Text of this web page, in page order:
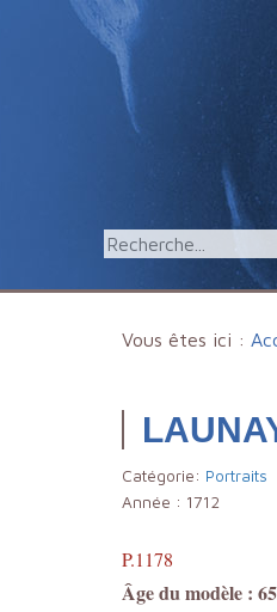
Vous êtes ici :
Catégorie: Portraits
Année : 1712
P.1178
Âge du modèle :